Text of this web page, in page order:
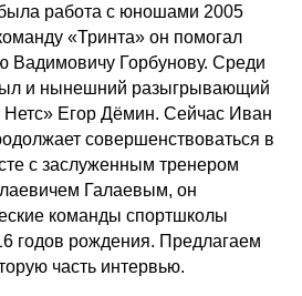
работа с юношами 2005
«Тринта» он помогал
Вадимовичу Горбунову. Среди
и нынешний разыгрывающий
Егор Дёмин. Сейчас Иван
совершенствоваться в
с заслуженным тренером
Галаевым, он
команды спортшколы
годов рождения. Предлагаем
часть интервью.